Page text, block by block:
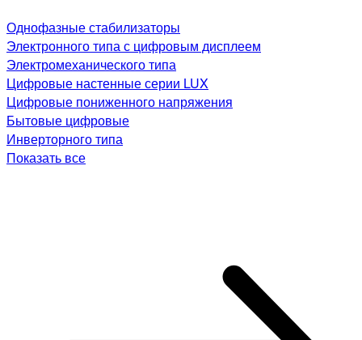
Однофазные стабилизаторы
Электронного типа с цифровым дисплеем
Электромеханического типа
Цифровые настенные серии LUX
Цифровые пониженного напряжения
Бытовые цифровые
Инверторного типа
Показать все